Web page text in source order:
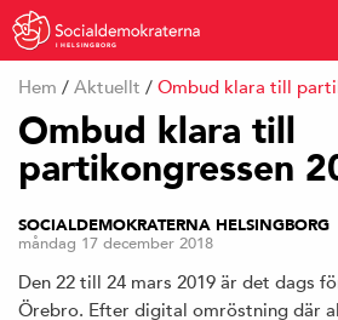
I HELSINGBORG
Hem / Aktuellt / Ombud klara till
Ombud klara till
partikongressen
SOCIALDEMOKRATERNA HELSINGBORG
måndag 17 december 2018
Den 22 till 24 mars 2019 är det dags
Örebro. Efter digital omröstning där